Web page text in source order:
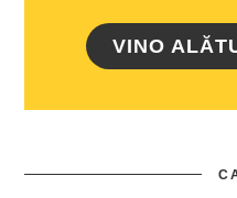
VINO